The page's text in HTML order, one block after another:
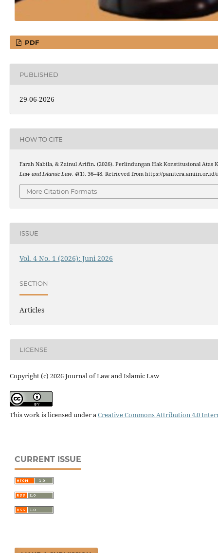
PDF
PUBLISHED
29-06-2026
HOW TO CITE
Farah Nabila, & Zainul Arifin. (2026). Perlindungan Hak Konstitusional Atas
Law and Islamic Law, 4(1), 36–48. Retrieved from https://
More Citation Formats
ISSUE
Vol. 4 No. 1 (2026): Juni 2026
SECTION
Articles
LICENSE
Copyright (c) 2026 Journal of Law and Islamic Law
This work is licensed under aCreative Commons Attribution 4.0
CURRENT ISSUE